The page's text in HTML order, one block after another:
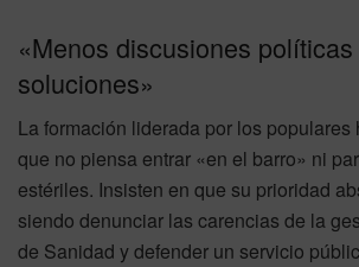
«Menos discusiones
soluciones»
La formación liderada por los populares
que no piensa entrar «en el barro» ni
estériles. Insisten en que su prioridad
siendo denunciar las carencias de la
de Sanidad y defender un servicio